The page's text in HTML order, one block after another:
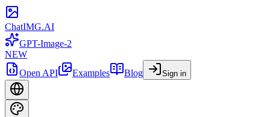
ChatIMG.AI
GPT-Image-2
NEW
Open API
Examples Blog Sign in